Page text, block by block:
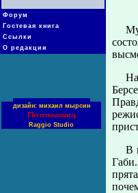
Форум
Гостевая книга
Ссылки
О редакции
дизайн: михаил мырсин
Поддержка
Raggio Studio
В